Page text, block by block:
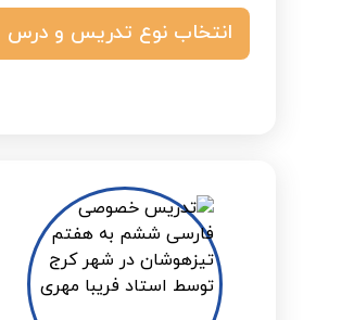
انتخاب نوع تدریس و درس